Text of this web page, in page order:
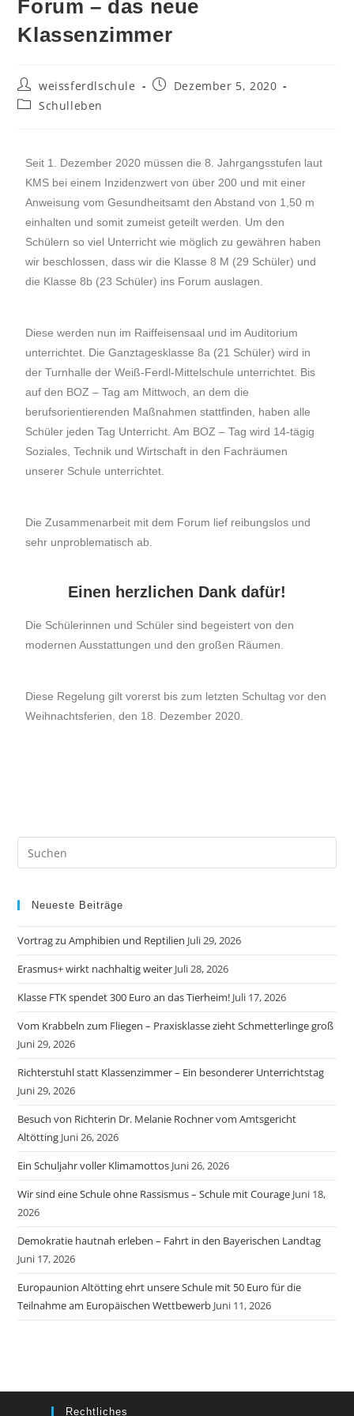
Forum – das neue
Klassenzimmer
weissferdlschule
Dezember 5, 2020
Schulleben
Seit 1. Dezember 2020 müssen die 8. Jahrgangsstufen laut
KMS bei einem Inzidenzwert von über 200 und mit einer
Anweisung vom Gesundheitsamt den Abstand von 1,50 m
einhalten und somit zumeist geteilt werden. Um den
Schülern so viel Unterricht wie möglich zu gewähren haben
wir beschlossen, dass wir die Klasse 8 M (29 Schüler) und
die Klasse 8b (23 Schüler) ins Forum auslagen.
Diese werden nun im Raiffeisensaal und im Auditorium
unterrichtet. Die Ganztagesklasse 8a (21 Schüler) wird in
der Turnhalle der Weiß-Ferdl-Mittelschule unterrichtet. Bis
auf den BOZ – Tag am Mittwoch, an dem die
berufsorientierenden Maßnahmen stattfinden, haben alle
Schüler jeden Tag Unterricht. Am BOZ – Tag wird 14-tägig
Soziales, Technik und Wirtschaft in den Fachräumen
unserer Schule unterrichtet.
Die Zusammenarbeit mit dem Forum lief reibungslos und
sehr unproblematisch ab.
Einen herzlichen Dank dafür!
Die Schülerinnen und Schüler sind begeistert von den
modernen Ausstattungen und den großen Räumen.
Diese Regelung gilt vorerst bis zum letzten Schultag vor den
Weihnachtsferien, den 18. Dezember 2020.
Neueste Beiträge
Vortrag zu Amphibien und Reptilien Juli 29, 2026
Erasmus+ wirkt nachhaltig weiter Juli 28, 2026
Klasse FTK spendet 300 Euro an das Tierheim! Juli 17, 2026
Vom Krabbeln zum Fliegen – Praxisklasse zieht Schmetterlinge groß
Juni 29, 2026
Richterstuhl statt Klassenzimmer – Ein besonderer Unterrichtstag
Juni 29, 2026
Besuch von Richterin Dr. Melanie Rochner vom Amtsgericht
Altötting Juni 26, 2026
Ein Schuljahr voller Klimamottos Juni 26, 2026
Wir sind eine Schule ohne Rassismus – Schule mit Courage Juni 18,
2026
Demokratie hautnah erleben – Fahrt in den Bayerischen Landtag
Juni 17, 2026
Europaunion Altötting ehrt unsere Schule mit 50 Euro für die
Teilnahme am Europäischen Wettbewerb Juni 11, 2026
Rechtliches